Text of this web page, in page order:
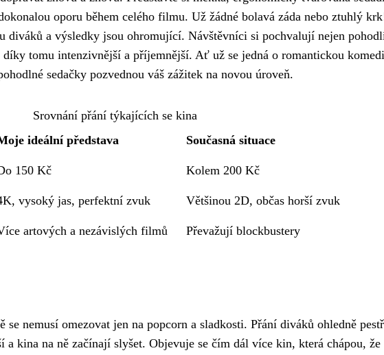
oporu během celého filmu. Už žádné bolavá záda nebo ztuhlý
diváků a výsledky jsou ohromující. Návštěvníci si pochvalují nejen
tomu intenzivnější a příjemnější. Ať už se jedná o romantickou
sedačky pozvednou váš zážitek na novou úroveň.
Srovnání přání týkajících se kina
ideální představa Současná situace
150 Kč Kolem 200 Kč
vysoký jas, perfektní zvuk Většinou 2D, občas horší zvuk
artových a nezávislých filmů Převažují blockbustery
nemusí omezovat jen na popcorn a sladkosti. Přání diváků ohledně
a kina na ně začínají slyšet. Objevuje se čím dál více kin, která chápou, že